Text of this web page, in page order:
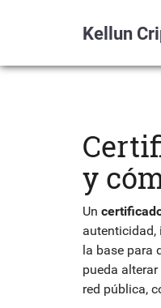
Kellun
y
Un
autenticidad,
la base para
pueda alterar
red pública,